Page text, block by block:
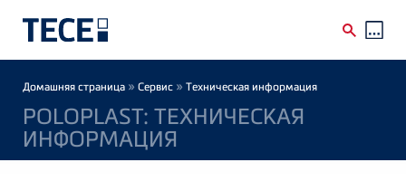
Breadcrumb
Домашняя страница » Сервис » Техническая информация
POLOPLAST: ТЕХНИЧЕСКАЯ
ИНФОРМАЦИЯ